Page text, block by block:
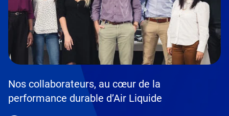
Nos collaborateurs, au cœur de la
performance durable d’Air Liquide